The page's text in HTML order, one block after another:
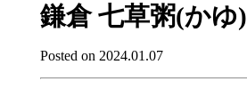
鎌倉 七草粥(かゆ)
Posted on 2024.01.07